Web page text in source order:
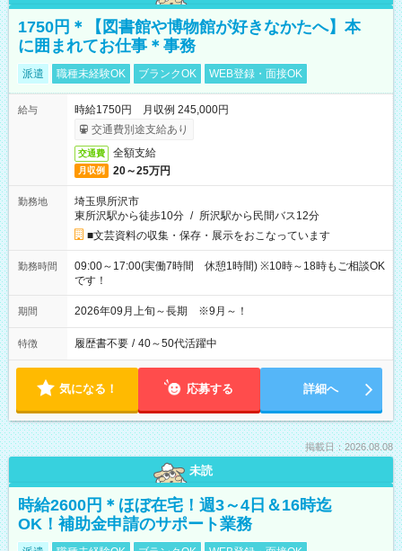
1750円＊【図書館や博物館が好きなかたへ】本
に囲まれてお仕事＊事務
派遣 職種未経験OK ブランクOK WEB登録・面接OK
給与
時給1750円 月収例 245,000円
交通費別途支給あり
交通費 全額支給
月収例 20～25万円
勤務地
埼玉県所沢市
東所沢駅から徒歩10分 / 所沢駅から民間バス12分
■文芸資料の収集・保存・展示をおこなっています
勤務時間
09:00～17:00(実働7時間 休憩1時間) ※10時～18時もご相談OK
です！
期間 2026年09月上旬～長期 ※9月～！
特徴 履歴書不要 / 40～50代活躍中
気になる！ 応募する 詳細へ
掲載日：2026.08.08
未読
時給2600円＊ほぼ在宅！週3～4日＆16時迄
OK！補助金申請のサポート業務